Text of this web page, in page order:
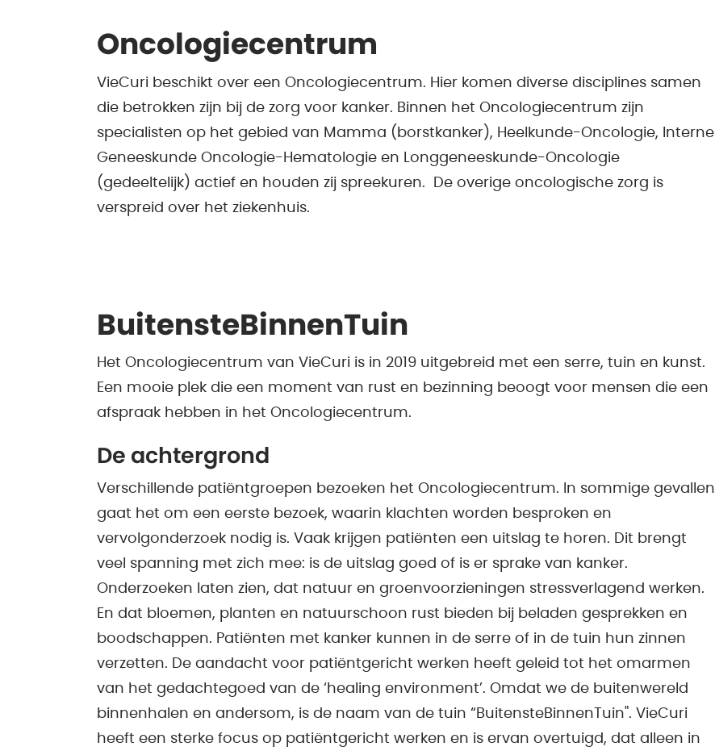
Oncologiecentrum
VieCuri beschikt over een Oncologiecentrum. Hier komen diverse disciplines samen
die betrokken zijn bij de zorg voor kanker. Binnen het Oncologiecentrum zijn
specialisten op het gebied van Mamma (borstkanker), Heelkunde-Oncologie, Interne
Geneeskunde Oncologie-Hematologie en Longgeneeskunde-Oncologie
(gedeeltelijk) actief en houden zij spreekuren. De overige oncologische zorg is
verspreid over het ziekenhuis.
BuitensteBinnenTuin
Het Oncologiecentrum van VieCuri is in 2019 uitgebreid met een serre, tuin en kunst.
Een mooie plek die een moment van rust en bezinning beoogt voor mensen die een
afspraak hebben in het Oncologiecentrum.
De achtergrond
Verschillende patiëntgroepen bezoeken het Oncologiecentrum. In sommige gevallen
gaat het om een eerste bezoek, waarin klachten worden besproken en
vervolgonderzoek nodig is. Vaak krijgen patiënten een uitslag te horen. Dit brengt
veel spanning met zich mee: is de uitslag goed of is er sprake van kanker.
Onderzoeken laten zien, dat natuur en groenvoorzieningen stressverlagend werken.
En dat bloemen, planten en natuurschoon rust bieden bij beladen gesprekken en
boodschappen. Patiënten met kanker kunnen in de serre of in de tuin hun zinnen
verzetten. De aandacht voor patiëntgericht werken heeft geleid tot het omarmen
van het gedachtegoed van de ‘healing environment’. Omdat we de buitenwereld
binnenhalen en andersom, is de naam van de tuin “BuitensteBinnenTuin". VieCuri
heeft een sterke focus op patiëntgericht werken en is ervan overtuigd, dat alleen in